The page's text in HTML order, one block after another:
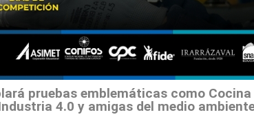
pruebas emblemáticas como
4.0 y amigas del medio